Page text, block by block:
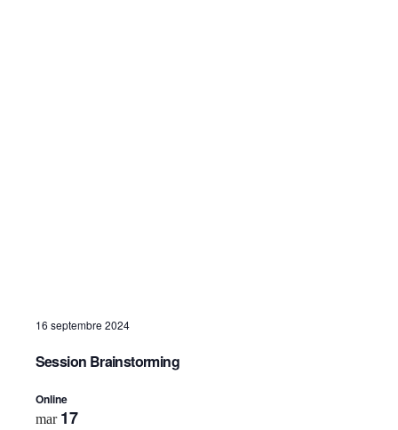
16 septembre 2024
Session Brainstorming
Online
mar 17